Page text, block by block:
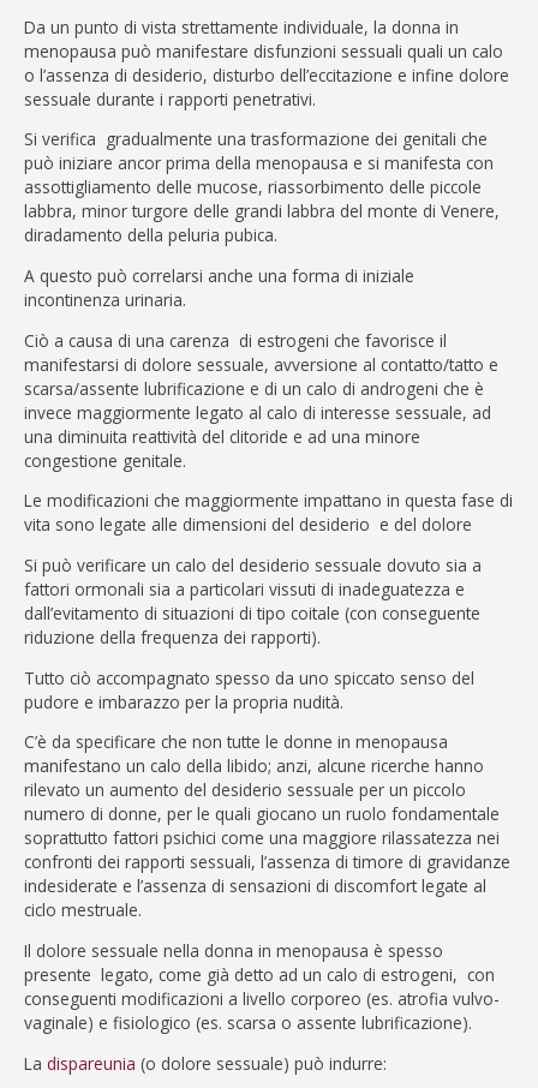
Da un punto di vista strettamente individuale, la donna in
menopausa può manifestare disfunzioni sessuali quali un calo
o l’assenza di desiderio, disturbo dell’eccitazione e infine dolore
sessuale durante i rapporti penetrativi.
Si verifica gradualmente una trasformazione dei genitali che
può iniziare ancor prima della menopausa e si manifesta con
assottigliamento delle mucose, riassorbimento delle piccole
labbra, minor turgore delle grandi labbra del monte di Venere,
diradamento della peluria pubica.
A questo può correlarsi anche una forma di iniziale
incontinenza urinaria.
Ciò a causa di una carenza di estrogeni che favorisce il
manifestarsi di dolore sessuale, avversione al contatto/tatto e
scarsa/assente lubrificazione e di un calo di androgeni che è
invece maggiormente legato al calo di interesse sessuale, ad
una diminuita reattività del clitoride e ad una minore
congestione genitale.
Le modificazioni che maggiormente impattano in questa fase di
vita sono legate alle dimensioni del desiderio e del dolore
Si può verificare un calo del desiderio sessuale dovuto sia a
fattori ormonali sia a particolari vissuti di inadeguatezza e
dall’evitamento di situazioni di tipo coitale (con conseguente
riduzione della frequenza dei rapporti).
Tutto ciò accompagnato spesso da uno spiccato senso del
pudore e imbarazzo per la propria nudità.
C’è da specificare che non tutte le donne in menopausa
manifestano un calo della libido; anzi, alcune ricerche hanno
rilevato un aumento del desiderio sessuale per un piccolo
numero di donne, per le quali giocano un ruolo fondamentale
soprattutto fattori psichici come una maggiore rilassatezza nei
confronti dei rapporti sessuali, l’assenza di timore di gravidanze
indesiderate e l’assenza di sensazioni di discomfort legate al
ciclo mestruale.
Il dolore sessuale nella donna in menopausa è spesso
presente legato, come già detto ad un calo di estrogeni, con
conseguenti modificazioni a livello corporeo (es. atrofia vulvo-
vaginale) e fisiologico (es. scarsa o assente lubrificazione).
La dispareunia (o dolore sessuale) può indurre: